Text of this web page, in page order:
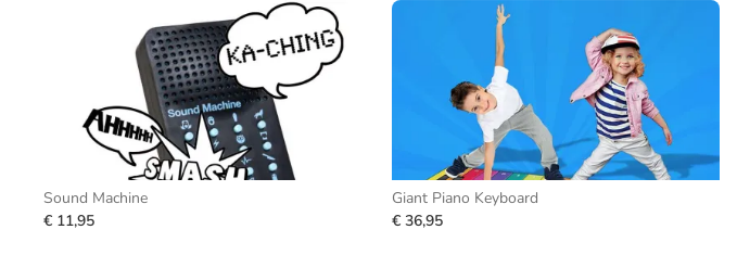
Sound Machine
€ 11,95
Giant Piano Keyboard
€ 36,95